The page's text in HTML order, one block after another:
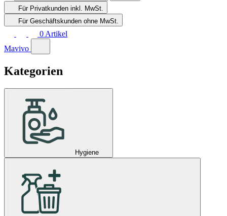
Für Privatkunden inkl. MwSt.
Für Geschäftskunden ohne MwSt.
0 Artikel
Mavivo
Kategorien
Hygiene